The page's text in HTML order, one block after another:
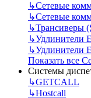
↳Сетевые
↳Сетевые
↳Трансиверы
↳Удлинители
↳Удлинители
Показать все
Системы
↳GETCALL
↳Hostcall